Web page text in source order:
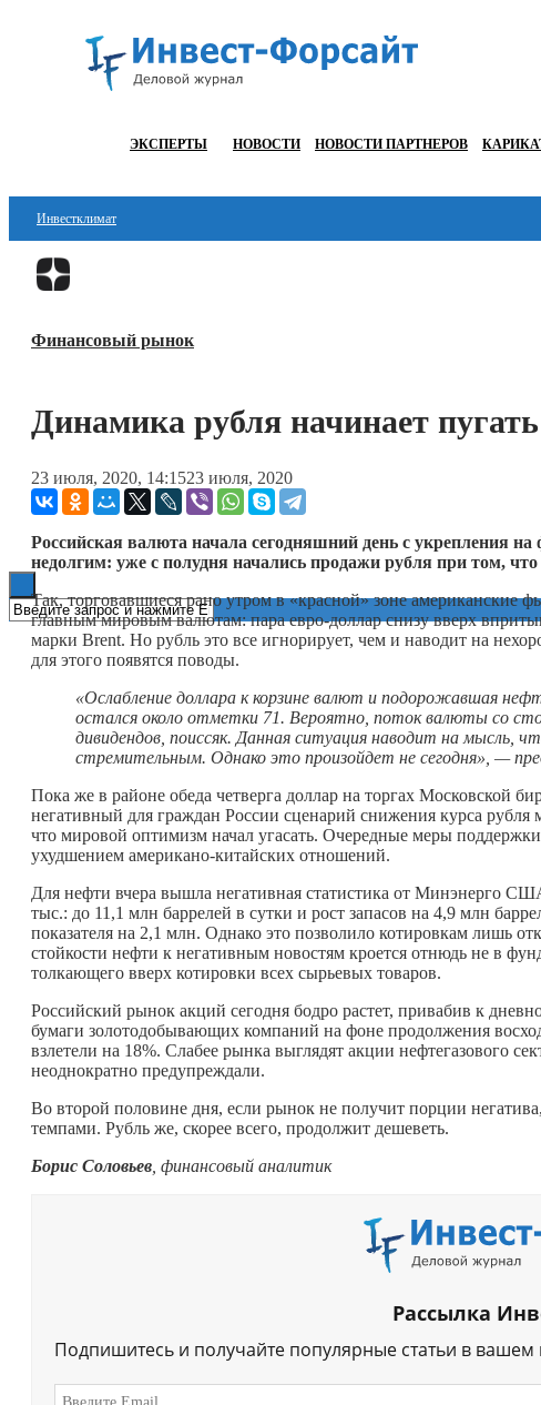
ЭКСПЕРТЫ НОВОСТИ НОВОСТИ ПАРТНЕРОВ
Инвестклимат
Финансы
Блокчейн
Технологии
ESG
Финансовый рынок
Динамика рубля начинает пугать
23 июля, 2020, 14:1523 июля, 2020
Российская валюта начала сегодняшний день с укрепления
недолгим: уже с полудня начались продажи рубля при том,
Так, торговавшиеся рано утром в «красной» зоне американские
главным мировым валютам: пара евро-доллар снизу вверх
марки Brent. Но рубль это все игнорирует, чем и наводит на
для этого появятся поводы.
«Ослабление доллара к корзине валют и подорожавшая
остался около отметки 71. Вероятно, поток валюты со
дивидендов, поиссяк. Данная ситуация наводит на мысль,
стремительным. Однако это произойдет не сегодня», —
Пока же в районе обеда четверга доллар на торгах Московской
негативный для граждан России сценарий снижения курса рубля
что мировой оптимизм начал угасать. Очередные меры
ухудшением американо-китайских отношений.
Для нефти вчера вышла негативная статистика от Минэнерго
тыс.: до 11,1 млн баррелей в сутки и рост запасов на 4,9 млн
показателя на 2,1 млн. Однако это позволило котировкам лишь
стойкости нефти к негативным новостям кроется отнюдь не в
толкающего вверх котировки всех сырьевых товаров.
Российский рынок акций сегодня бодро растет, привабив к
бумаги золотодобывающих компаний на фоне продолжения
взлетели на 18%. Слабее рынка выглядят акции нефтегазового
неоднократно предупреждали.
Во второй половине дня, если рынок не получит порции
темпами. Рубль же, скорее всего, продолжит дешеветь.
Борис Соловьев , финансовый аналитик
Рассылка
Подпишитесь и получайте популярные статьи в